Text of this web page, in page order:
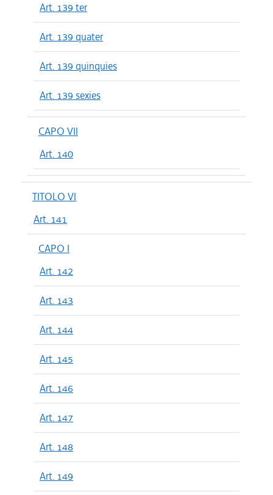
Art. 139 ter
Art. 139 quater
Art. 139 quinquies
Art. 139 sexies
CAPO VII
Art. 140
TITOLO VI
Art. 141
CAPO I
Art. 142
Art. 143
Art. 144
Art. 145
Art. 146
Art. 147
Art. 148
Art. 149